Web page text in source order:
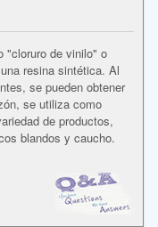
"cloruro de vinilo" o
resina sintética. Al
se pueden obtener
se utiliza como
de productos,
blandos y caucho.